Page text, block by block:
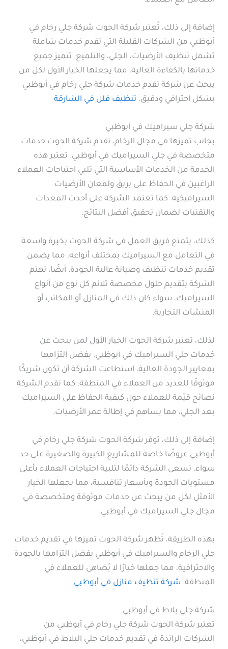
إضافة إلى ذلك، تُعتبر شركة الحوت شركة جلي رخام في
أبوظبي من الشركات القليلة التي تقدم خدمات شاملة
تشمل تنظيف الأرضيات، الجلي، والتلميع. تتميز جميع
خدماتها بالكفاءة العالية، مما يجعلها الخيار الأول لكل من
يبحث عن شركة تقدم خدمات شركة جلي رخام في أبوظبي
بشكل احترافي ودقيق. تنظيف فلل في الشارقة
شركة جلي سيراميك في أبوظبي
بجانب تميزها في مجال الرخام، تقدم شركة الحوت خدمات
متخصصة في جلي السيراميك في أبوظبي. تعتبر هذه
الخدمة من الخدمات الأساسية التي تلبي احتياجات العملاء
الراغبين في الحفاظ على بريق ولمعان الأرضيات
السيراميكية. كما تعتمد الشركة على أحدث المعدات
والتقنيات لضمان تحقيق أفضل النتائج.
كذلك، يتمتع فريق العمل في شركة الحوت بخبرة واسعة
في التعامل مع السيراميك بمختلف أنواعه، مما يضمن
تقديم خدمات تنظيف وصيانة عالية الجودة. أيضًا، تهتم
الشركة بتقديم حلول مخصصة تلائم كل نوع من أنواع
السيراميك، سواء كان ذلك في المنازل أو المكاتب أو
المنشآت التجارية.
لذلك، تعتبر شركة الحوت الخيار الأول لمن يبحث عن
خدمات جلي السيراميك في أبوظبي. بفضل التزامها
بمعايير الجودة العالية، استطاعت الشركة أن تكون شريكًا
موثوقًا للعديد من العملاء في المنطقة. كما تقدم الشركة
نصائح قيّمة للعملاء حول كيفية الحفاظ على السيراميك
بعد الجلي، مما يساهم في إطالة عمر الأرضيات.
إضافة إلى ذلك، توفر شركة الحوت شركة جلي رخام في
أبوظبي عروضًا خاصة للمشاريع الكبيرة والصغيرة على حد
سواء. تسعى الشركة دائمًا لتلبية احتياجات العملاء بأعلى
مستويات الجودة وبأسعار تنافسية، مما يجعلها الخيار
الأمثل لكل من يبحث عن خدمات موثوقة ومتخصصة في
مجال جلي السيراميك في أبوظبي.
بهذه الطريقة، تُظهر شركة الحوت تميزها في تقديم خدمات
جلي الرخام والسيراميك في أبوظبي بفضل التزامها بالجودة
والاحترافية، مما جعلها خيارًا لا يُضاهى للعملاء في
المنطقة. شركة تنظيف منازل في أبوظبي
شركة جلي بلاط في أبوظبي
تعتبر شركة الحوت شركة جلي رخام في أبوظبي من
الشركات الرائدة في تقديم خدمات جلي البلاط في أبوظبي،